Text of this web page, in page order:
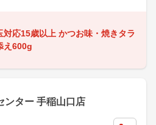
対応15歳以上 かつお味・焼きタラ
え600g
ンター 手稲山口店